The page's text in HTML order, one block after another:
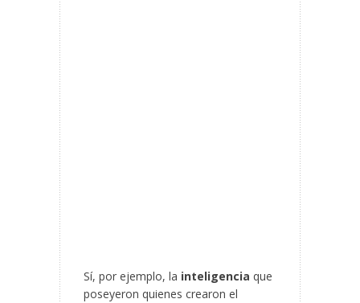
Sí, por ejemplo, la inteligencia que
poseyeron quienes crearon el